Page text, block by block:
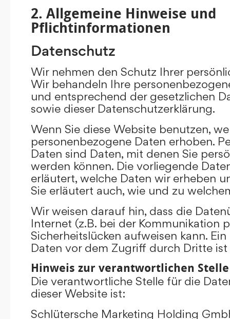
2. Allgemeine Hinweise und
Pflichtinformationen
Datenschutz
Wir nehmen den Schutz Ihrer
Wir behandeln Ihre
und entsprechend der gesetzlichen
sowie dieser Datenschutzerklärung.
Wenn Sie diese Website benutzen,
personenbezogene Daten erhoben.
Daten sind Daten, mit denen Sie
werden können. Die vorliegende
erläutert, welche Daten wir erheben
Sie erläutert auch, wie und zu
Wir weisen darauf hin, dass die
Internet (z.B. bei der Kommunikation
Sicherheitslücken aufweisen kann.
Daten vor dem Zugriff durch Dritte
Hinweis zur verantwortlichen Stelle
Die verantwortliche Stelle für die
dieser Website ist:
Schlütersche Marketing Holding